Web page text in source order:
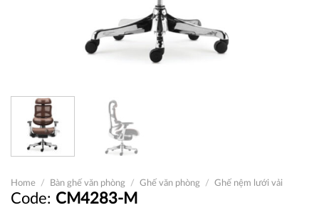
Home / Bàn ghế văn phòng / Ghế văn phòng / Ghế nệm lưới vải
CM4283-M